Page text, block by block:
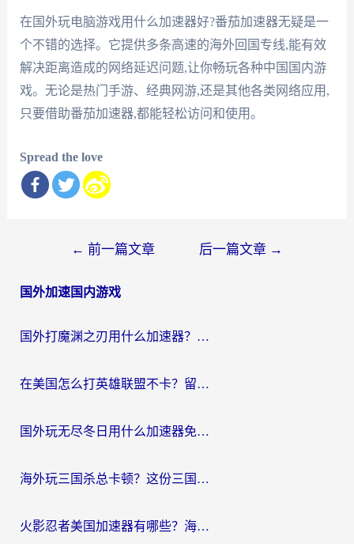
在国外玩电脑游戏用什么加速器好?番茄加速器无疑是一
个不错的选择。它提供多条高速的海外回国专线,能有效
解决距离造成的网络延迟问题,让你畅玩各种中国国内游
戏。无论是热门手游、经典网游,还是其他各类网络应用,
只要借助番茄加速器,都能轻松访问和使用。
Spread the love
导
← 前一篇文章 后一篇文章 →
国外加速国内游戏
国外打魔渊之刃用什么加速器？2026海外玩家国服游戏加速全攻略（附闪耀暖暖&复苏的魔女避坑指南）
在美国怎么打英雄联盟不卡？留学生亲测的国服游戏加速全攻略
国外玩无尽冬日用什么加速器免费？海外党国服游戏加速避坑指南
海外玩三国杀总卡顿？这份三国杀游戏加速器指南帮你告别延迟烦恼
火影忍者美国加速器有哪些？海外党亲测的国服游戏加速全攻略（含菲律宾玩三国之刃守望黎明技巧）